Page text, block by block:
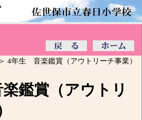
＞ 4年生 音楽鑑賞（アウトリーチ事業）
鑑賞（アウトリ